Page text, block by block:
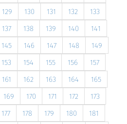
129 130 131 132
133
137 138 139 140
141
145 146 147 148
149
153 154 155 156
157
161 162 163 164
165
169 170 171 172
173
177 178 179 180 181